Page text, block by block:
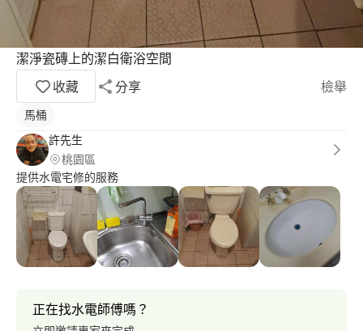
潔淨瓷磚上的潔白衛浴空間
收藏
分享 檢舉
馬桶
許先生
桃園區
提供水電宅修的服務
正在找水電師傅嗎？